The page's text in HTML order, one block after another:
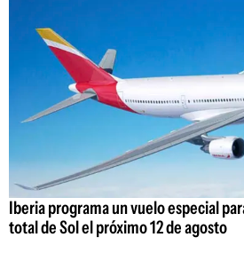
Iberia programa un vuelo especial
total de Sol el próximo 12 de agosto